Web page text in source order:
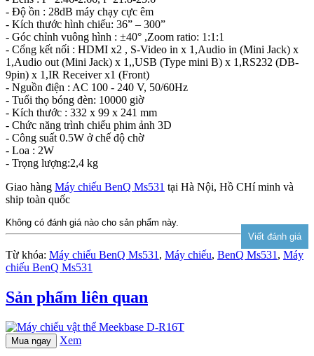
- Độ ồn : 28dB máy chạy cực êm
- Kích thước hình chiếu: 36” – 300”
- Góc chỉnh vuông hình : ±40° ,Zoom ratio: 1:1:1
- Cổng kết nối : HDMI x2 , S-Video in x 1,Audio in (Mini Jack) x
1,Audio out (Mini Jack) x 1,,USB (Type mini B) x 1,RS232 (DB-
9pin) x 1,IR Receiver x1 (Front)‎
- Nguồn điện : AC 100 - 240 V, 50/60Hz
- Tuổi thọ bóng đèn: 10000 giờ
- Kích thước : 332 x 99 x 241 mm ‎
- Chức năng trình chiếu phim ảnh 3D
- Công suất 0.5W ở chế độ chờ
- Loa : 2W
- Trọng lượng:2,4 kg
Giao hàng Máy chiếu BenQ Ms531 tại Hà Nội, Hồ CHí minh và
ship toàn quốc
Không có đánh giá nào cho sản phẩm này.
Từ khóa: Máy chiếu BenQ Ms531, Máy chiếu, BenQ Ms531, Máy
chiếu BenQ Ms531
Sản phẩm liên quan
Mua ngay Xem